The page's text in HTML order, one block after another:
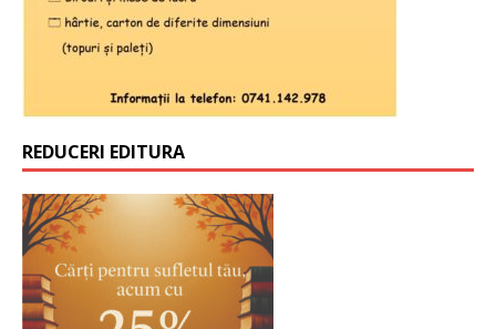
REDUCERI EDITURA